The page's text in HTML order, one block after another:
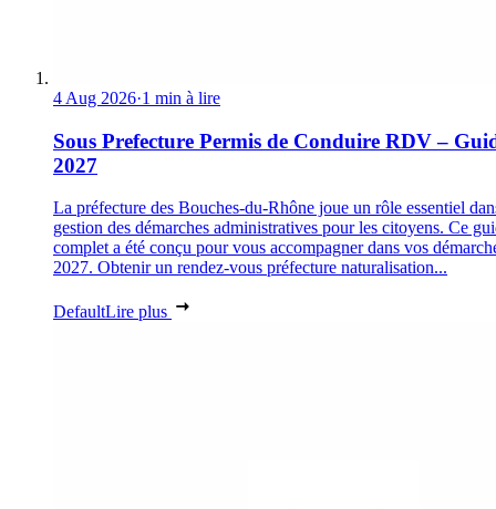
4 Aug 2026·1 min à lire
Sous Prefecture Permis de Conduire RDV –
2027
La préfecture des Bouches-du-Rhône joue un rôle essentiel
gestion des démarches administratives pour les citoyens. Ce
complet a été conçu pour vous accompagner dans vos
2027. Obtenir un rendez-vous préfecture naturalisation...
DefaultLire plus